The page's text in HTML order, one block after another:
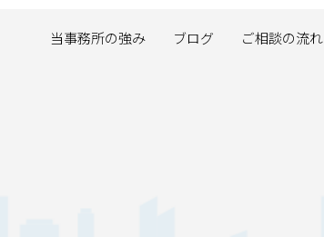
当事務所の強み ブログ ご相談の流れ